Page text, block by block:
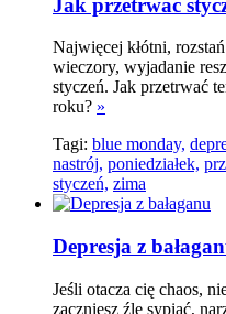
Jak przetrwać
Najwięcej kłótni,
wieczory, wyjadanie
styczeń. Jak przetrwać
roku? »
Tagi: blue monday,
nastrój, poniedziałek,
styczeń, zima
Depresja z
Jeśli otacza cię chaos,
zaczniesz źle sypiać,